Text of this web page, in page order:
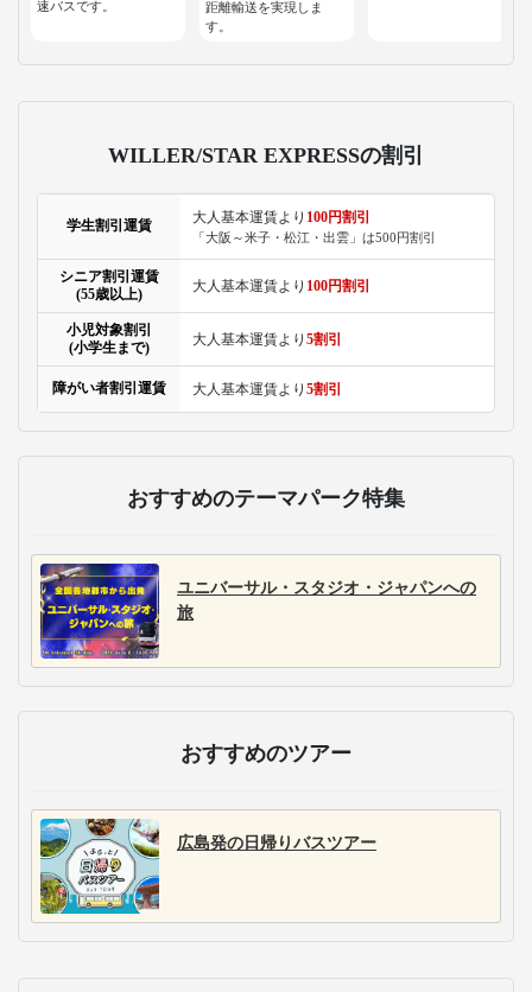
速バスです。
距離輸送を実現しま
す。
WILLER/STAR EXPRESSの割引
学生割引運賃
大人基本運賃より 100円割引
「大阪～米子・松江・出雲」は500円割引
シニア割引運賃
(55歳以上)
大人基本運賃より 100円割引
小児対象割引
(小学生まで)
大人基本運賃より 5割引
障がい者割引運賃 大人基本運賃より 5割引
おすすめのテーマパーク特集
ユニバーサル・スタジオ・ジャパンへの
旅
おすすめのツアー
広島発の日帰りバスツアー